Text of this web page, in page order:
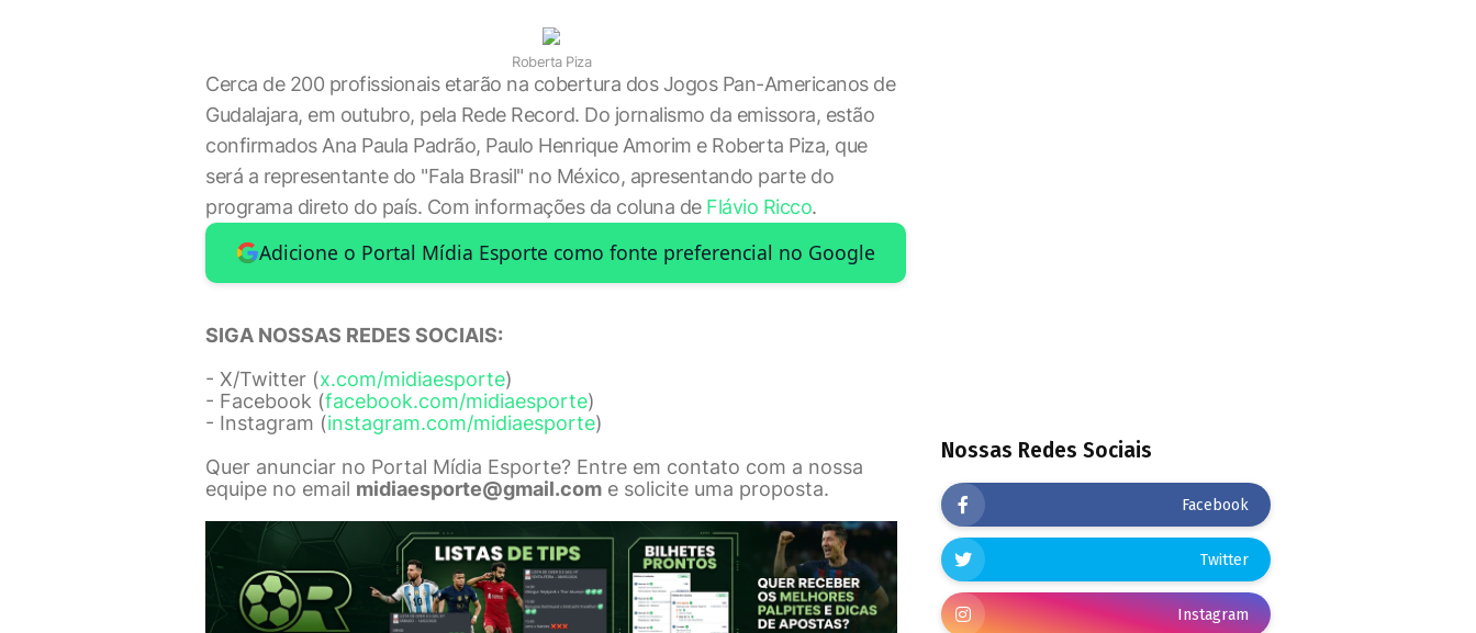
Roberta Piza
Cerca de 200 profissionais etarão na cobertura dos Jogos Pan-Americanos de
Gudalajara, em outubro, pela Rede Record. Do jornalismo da emissora, estão
confirmados Ana Paula Padrão, Paulo Henrique Amorim e Roberta Piza, que
será a representante do "Fala Brasil" no México, apresentando parte do
programa direto do país. Com informações da coluna de Flávio Ricco.
Adicione o Portal Mídia Esporte como fonte preferencial no Google
SIGA NOSSAS REDES SOCIAIS:
- X/Twitter (x.com/midiaesporte)
- Facebook (facebook.com/midiaesporte)
- Instagram (instagram.com/midiaesporte)
Quer anunciar no Portal Mídia Esporte? Entre em contato com a nossa
equipe no email midiaesporte@gmail.com e solicite uma proposta.
Nossas Redes Sociais
Facebook
Twitter
Instagram